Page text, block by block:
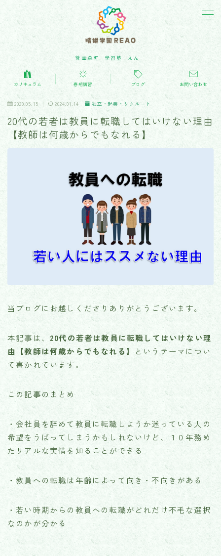
箕面森町 學習塾 えん
カリキュラム(学習内容)
教育・子育てblog
お問い合わせ
カリキュラム 春期講習 ブログ お問い合わせ
2020.05.15 2024.01.14 独立・起業・リクルート
20代の若者は教員に転職してはいけない理由
【教師は何歳からでもなれる】
当ブログにお越しくださりありがとうございます。
本記事は、 20代の若者は教員に転職してはいけない理
由【教師は何歳からでもなれる】
というテーマについ
て書かれています。
この記事のまとめ
・会社員を辞めて教員に転職しようか迷っている人の
希望をうばってしまうかもしれないけど、１０年務め
たリアルな実情を知ることができる
・教員への転職は年齢によって向き・不向きがある
・若い時期からの教員への転職がどれだけ不毛な選択
なのかが分かる